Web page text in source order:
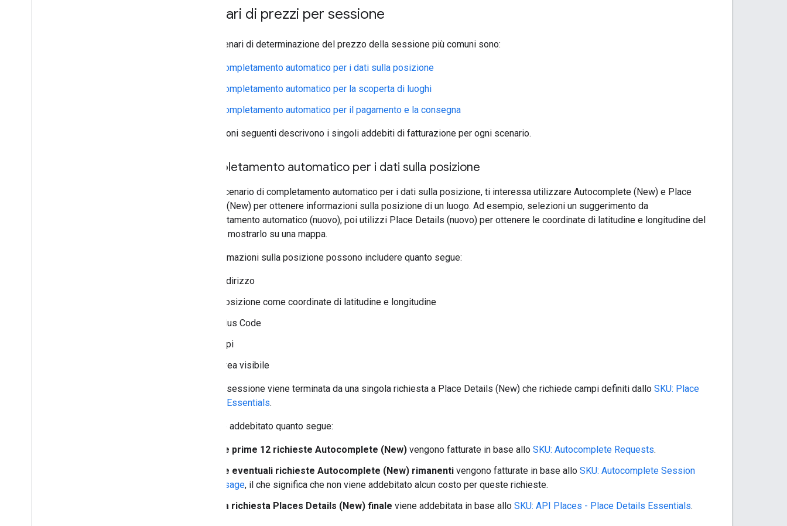
Scenari di prezzi per sessione
I tre scenari di determinazione del prezzo della sessione più comuni sono:
Completamento automatico per i dati sulla posizione
Completamento automatico per la scoperta di luoghi
Completamento automatico per il pagamento e la consegna
Le sezioni seguenti descrivono i singoli addebiti di fatturazione per ogni scenario.
Completamento automatico per i dati sulla posizione
Nello scenario di completamento automatico per i dati sulla posizione, ti interessa utilizzare Autocomplete (New) e Place
Details (New) per ottenere informazioni sulla posizione di un luogo. Ad esempio, selezioni un suggerimento da
Completamento automatico (nuovo), poi utilizzi Place Details (nuovo) per ottenere le coordinate di latitudine e longitudine del
luogo e mostrarlo su una mappa.
Le informazioni sulla posizione possono includere quanto segue:
Indirizzo
Posizione come coordinate di latitudine e longitudine
Plus Code
Tipi
Area visibile
Questa sessione viene terminata da una singola richiesta a Place Details (New) che richiede campi definiti dallo SKU: Place
Details Essentials.
Ti viene addebitato quanto segue:
Le prime 12 richieste Autocomplete (New) vengono fatturate in base allo SKU: Autocomplete Requests.
Le eventuali richieste Autocomplete (New) rimanenti vengono fatturate in base allo SKU: Autocomplete Session
Usage, il che significa che non viene addebitato alcun costo per queste richieste.
La richiesta Places Details (New) finale viene addebitata in base allo SKU: API Places - Place Details Essentials.